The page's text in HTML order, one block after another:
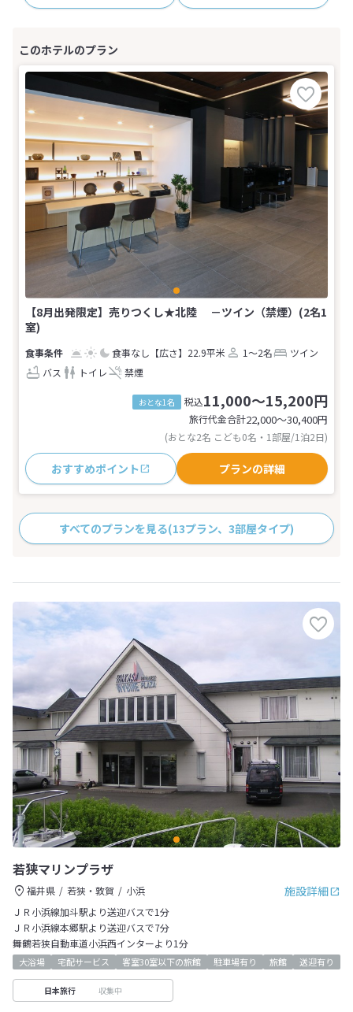
【8月出発限定】売りつくし★北陸 －ツイン（禁煙）(2名1
室)
食事なし 【広さ】22.9平米 1～2名
ツイン
バス
トイレ 禁煙
おとな1名 税込11,000～15,200円
旅行代金合計22,000〜30,400円
(おとな2名 こども0名・1部屋/1泊2日)
おすすめポイント プランの詳細
すべてのプランを見る(13プラン、3部屋タイプ)
若狭マリンプラザ
施設詳細
福井県 若狭・敦賀
小浜
ＪＲ小浜線加斗駅より送迎バスで1分
ＪＲ小浜線本郷駅より送迎バスで7分
舞鶴若狭自動車道小浜西インターより1分
大浴場 宅配サービス 客室30室以下の旅館 駐車場有り 旅館 送迎有り
日本旅行 収集中